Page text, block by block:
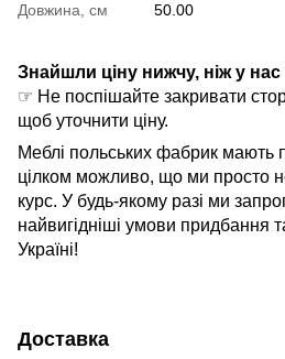
Довжина, см
50.00
Знайшли ціну нижчу, ніж у нас
☞ Не поспішайте закривати
щоб уточнити ціну.
Меблі польських фабрик мають
цілком можливо, що ми просто
курс. У будь-якому разі ми
найвигідніші умови придбання
Україні!
Доставка